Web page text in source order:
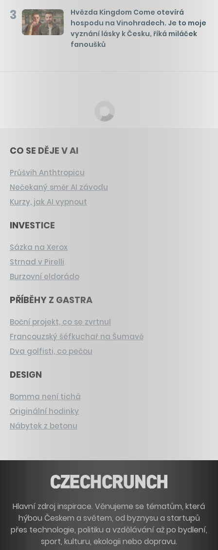
3
Hvězda Kingdom Come otevírá
hospodu na Vinohradech. Je to moje
vyznání lásky k Česku, říká miláček
fanoušků
CO SE DĚJE V AI
Průšvih Anthtropicu
Nečekaný směr AI závodu
Kurzy, jak AI vypnout
INVESTICE
Sázka na Xerox
Strnad v Pirelli
Burzovní eldorádo
PŘÍBĚHY Z GASTRA
Boční projekt, co se zvrtnul
Francouzský šéfkuchař na Šumavě
Dva golfisti, co pečou
DESIGN
Bomma není tichá
Originální hodinky
Nábytek z betonu
Hlavní zdroj inspirace. Věnujeme se tématům, která
hýbou Českem a světem, od byznysu a startupů
přes technologie, politiku a vzdělávání až po bydlení,
sport, kulturu, ekologii nebo dopravu.